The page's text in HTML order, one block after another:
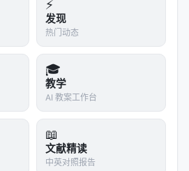
（2026-03-05）
Sphere-AI-Lab/poet
POETConfig, POETModel,
config)
config)
⚡
发现
热门动态
🎓
教学
AI 教案工作台
📖
文献精读
中英对照报告